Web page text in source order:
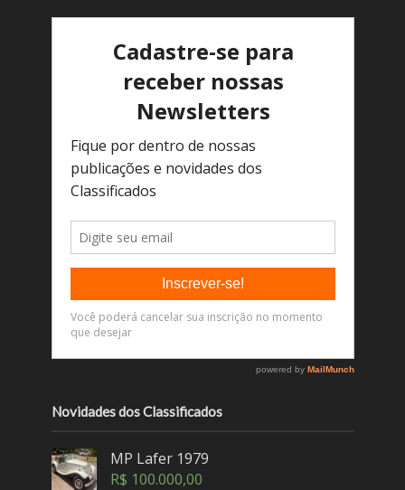
Novidades dos Classificados
MP Lafer 1979
R$ 100.000,00